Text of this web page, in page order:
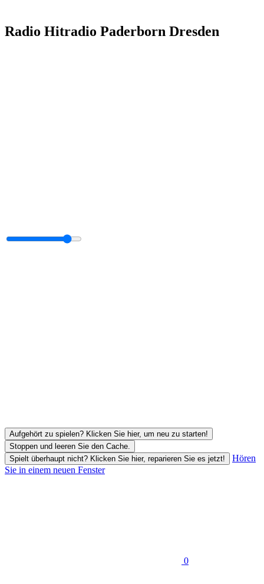
Radio Hitradio Paderborn Dresden
Aufgehört zu spielen? Klicken Sie hier, um neu zu starten!
Stoppen und leeren Sie den Cache.
Spielt überhaupt nicht? Klicken Sie hier, reparieren Sie es jetzt!
Hören
Sie in einem neuen Fenster
0